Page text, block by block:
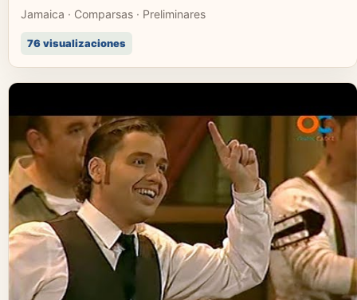
Jamaica · Comparsas · Preliminares
76 visualizaciones